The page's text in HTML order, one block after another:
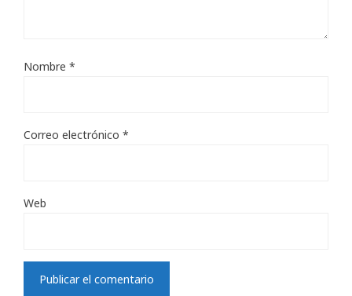
Nombre *
Correo electrónico *
Web